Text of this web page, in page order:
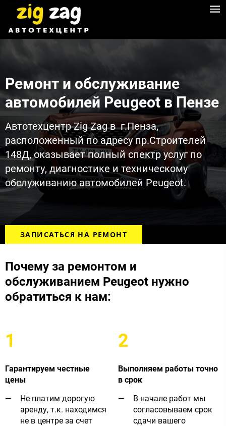
Ремонт и обслуживание
автомобилей Peugeot​ в Пензе​
Автотехцентр Zig Zag в г.Пенза,
расположенный по адресу пр.Строителей
148Д, оказывает полный спектр услуг по
ремонту, диагностике и техническому
обслуживанию автомобилей Peugeot.
ЗАПИСАТЬСЯ НА РЕМОНТ
Почему за ремонтом и
обслуживанием Peugeot ​​нужно
обратиться к нам:​
1
Гарантируем честные
цены
Не платим дорогую
аренду, т.к. находимся
не в центре за счет
2
Выполняем работы точно
в срок
В начале работ мы
согласовываем срок
сдачи вашего